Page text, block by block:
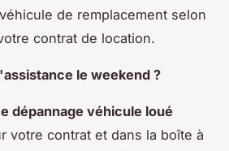
de remplacement selon
contrat de location.
le weekend ?
dépannage véhicule loué
votre contrat et dans la boîte à